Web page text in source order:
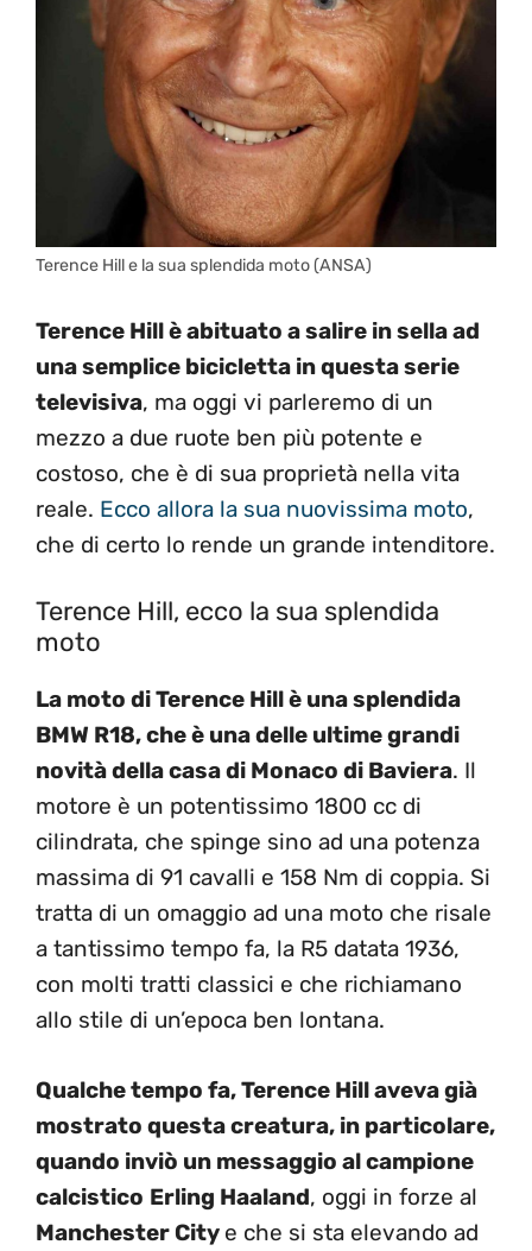
Terence Hill e la sua splendida moto (ANSA)
Terence Hill è abituato a salire in sella ad
una semplice bicicletta in questa serie
televisiva, ma oggi vi parleremo di un
mezzo a due ruote ben più potente e
costoso, che è di sua proprietà nella vita
reale. Ecco allora la sua nuovissima moto,
che di certo lo rende un grande intenditore.
Terence Hill, ecco la sua splendida
moto
La moto di Terence Hill è una splendida
BMW R18, che è una delle ultime grandi
novità della casa di Monaco di Baviera. Il
motore è un potentissimo 1800 cc di
cilindrata, che spinge sino ad una potenza
massima di 91 cavalli e 158 Nm di coppia. Si
tratta di un omaggio ad una moto che risale
a tantissimo tempo fa, la R5 datata 1936,
con molti tratti classici e che richiamano
allo stile di un’epoca ben lontana.
Qualche tempo fa, Terence Hill aveva già
mostrato questa creatura, in particolare,
quando inviò un messaggio al campione
calcistico Erling Haaland, oggi in forze al
Manchester City e che si sta elevando ad